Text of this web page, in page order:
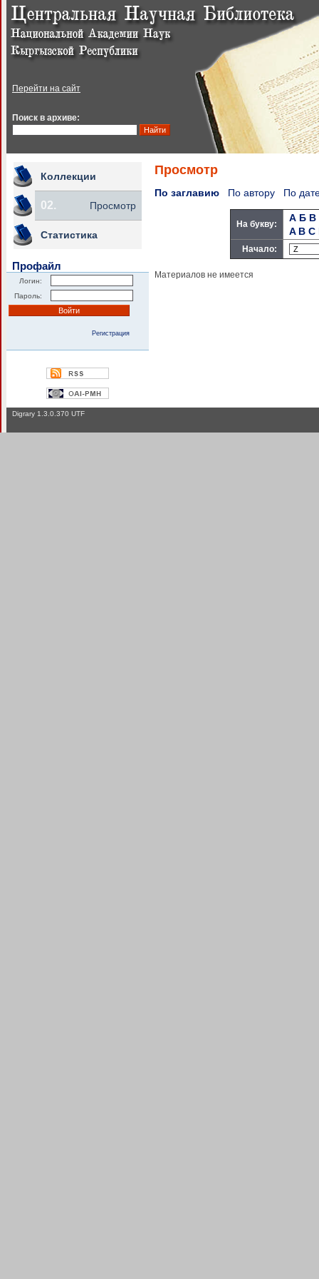
Перейти на сайт
Поиск в архиве:
Коллекции
02. Просмотр
Статистика
Профайл
Логин:
Пароль:
Регистрация
Просмотр
По заглавию По автору По
На букву:
А Б В
A B C
Начало:
Материалов не имеется
Digrary 1.3.0.370 UTF